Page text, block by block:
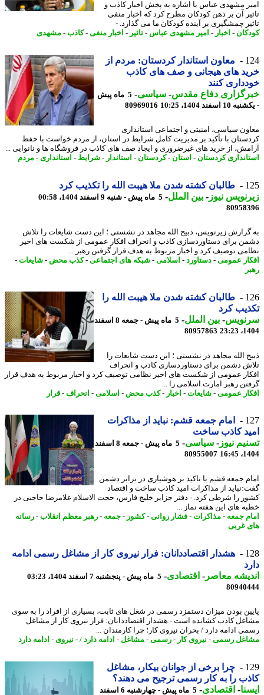
مشهدی عباس با اشاره به پخش اخبار کاذب و
آن بر ذهن کودکان مطرح کرد که اخبار منفی
چمشگیری بر آینده کودکان ما می گذارد. -
-اخبار -امیر مشهدی عباس-تاثیر -اخبار منفی-کاذب-مشهدی
معاون استاندار کردستان: مردم از
های هیجانی و صف های کاذب
کنند
دفاع مقدس-سیاسی-
5 ماه پیش
اسفند 1404، 10:25
80969016
سیاسی، امنیتی و اجتماعی استانداری
با تأکید بر مدیریت کامل شرایط در استان، از مردم خواست با حفظ
از خرید های غیرضروری و ایجاد صف های کاذب در فروشگاه ها و نانوایی ...
کردستان-استان-کردستان-استاندار-شرایط -استانداری- مردم
طالبان کشته شدن ملا هیبت الله را تکذیب کرد
نیوز-بین الملل-5 ماه پیش - شنبه 9 اسفند 1404، 00:58
زیرنویس، ذبیح الله مجاهد در نشستی ؛ این دست شایعات را تلاش
برای دستاوردسازی کاذب و انحراف افکار عمومی از شکست های اخیر
توصیف کرد و اخبار مربوط به هدف قرار گرفتن رهبر ...
عمومی-دستاورد-اسلامی-شبکه های اجتماعی-کذب محض-شایعات-
طالبان کشته شدن ملا هیبت الله را
کرد
-بین الملل-
5 ماه پیش - جمعه 8 اسفند
80957863
الله مجاهد در نشستی ؛ این دست شایعات را
دشمن برای دستاوردسازی کاذب و انحراف
عمومی از شکست های اخیر نظامی توصیف کرد و اخبار مربوط به هدف قرار
رهبر امارت اسلامی را ...
عمومی-شایعات-اخبار -کذب محض-اسلامی-انحراف- قرار
امام جمعه قشم: نباید از مذاکرات
کاذب ساخت
نیوز-سیاسی-
5 ماه پیش - جمعه 8 اسفند
80955007
جمعه قشم با تاکید بر هوشیاری در برابر دشمن
از مذاکرات امید کاذب ساخت و اقتصاد
را شرطی کرد. - دفتر جزایر خلیج فارس، حجت الاسلام غلامرضا حاجبی در
های این هفته نماز ...
جمعه-مذاکرات- فشار روانی- کشور-جمعه-رهبر معظم انقلاب-رسانه
غربی
هشدار اقتصاددانان: فرار نیروی کار از مشاغل رسمی ادامه
معاصر-اقتصادی-5 ماه پیش - پنجشنبه 7 اسفند 1404، 03:23
بودن میزان دستمزد رسمی در شغل های ثابت، بسیاری از افراد را به سوی
کاذب کشانده است - هشدار اقتصاددانان: فرار نیروی کار از مشاغل
ادامه دارد / بحران نیروی کار؛ چرا کارمندان ...
رسمی-نیروی کار-رسمی-مشاغل-ادامه دارد /- نیروی-ادامه دارد
چرا برخی از جوانان بیکار، مشاغل
را به کار رسمی ترجیح می دهند؟
-اقتصادی-
5 ماه پیش - چهارشنبه 6 اسفند